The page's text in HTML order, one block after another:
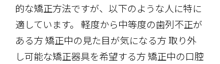
的な矯正方法ですが、以下のような人に特に
適しています。 軽度から中等度の歯列不正が
ある方 矯正中の見た目が気になる方 取り外
し可能な矯正器具を希望する方 矯正中の口腔